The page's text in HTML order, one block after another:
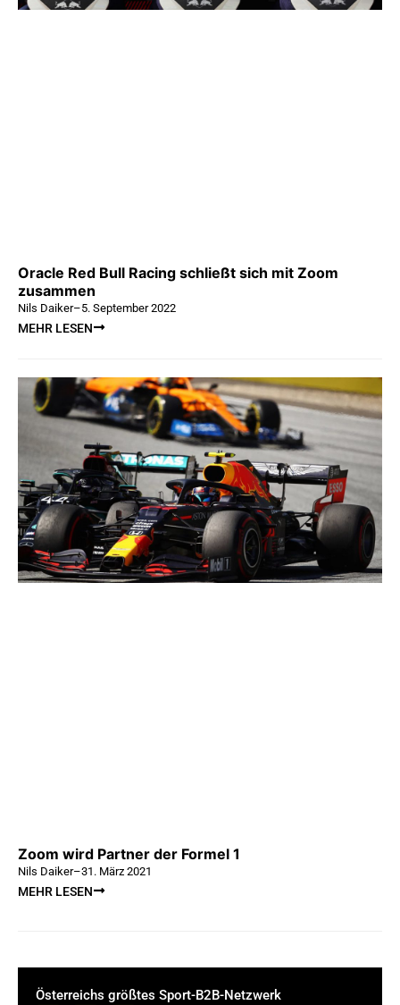
Oracle Red Bull Racing schließt sich mit Zoom
zusammen
Nils Daiker–5. September 2022
MEHR LESEN
Zoom wird Partner der Formel 1
Nils Daiker–31. März 2021
MEHR LESEN
Österreichs größtes Sport-B2B-Netzwerk